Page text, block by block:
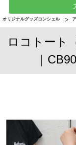
オリジナルグッズコンシェル
ロコトート
｜